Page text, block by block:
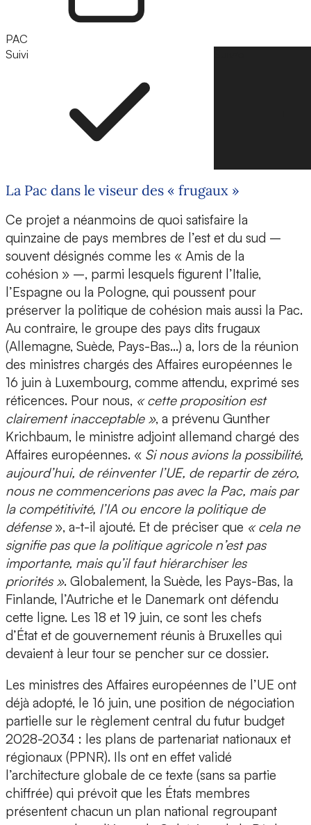
PAC
Suivi
La Pac dans le viseur des « frugaux »
Ce projet a néanmoins de quoi satisfaire la
quinzaine de pays membres de l’est et du sud –
souvent désignés comme les « Amis de la
cohésion » –, parmi lesquels figurent l’Italie,
l’Espagne ou la Pologne, qui poussent pour
préserver la politique de cohésion mais aussi la Pac.
Au contraire, le groupe des pays dits frugaux
(Allemagne, Suède, Pays-Bas…) a, lors de la réunion
des ministres chargés des Affaires européennes le
16 juin à Luxembourg, comme attendu, exprimé ses
réticences. Pour nous, « cette proposition est
clairement inacceptable », a prévenu Gunther
Krichbaum, le ministre adjoint allemand chargé des
Affaires européennes. « Si nous avions la possibilité,
aujourd’hui, de réinventer l’UE, de repartir de zéro,
nous ne commencerions pas avec la Pac, mais par
la compétitivité, l’IA ou encore la politique de
défense», a-t-il ajouté. Et de préciser que « cela ne
signifie pas que la politique agricole n’est pas
importante, mais qu’il faut hiérarchiser les
priorités ». Globalement, la Suède, les Pays-Bas, la
Finlande, l’Autriche et le Danemark ont défendu
cette ligne. Les 18 et 19 juin, ce sont les chefs
d’État et de gouvernement réunis à Bruxelles qui
devaient à leur tour se pencher sur ce dossier.
Les ministres des Affaires européennes de l’UE ont
déjà adopté, le 16 juin, une position de négociation
partielle sur le règlement central du futur budget
2028-2034 : les plans de partenariat nationaux et
régionaux (PPNR). Ils ont en effet validé
l’architecture globale de ce texte (sans sa partie
chiffrée) qui prévoit que les États membres
présentent chacun un plan national regroupant